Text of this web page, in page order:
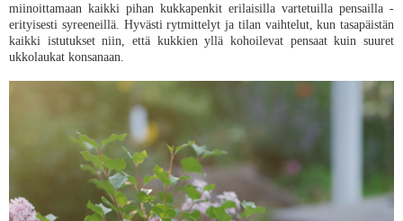
miinoittamaan kaikki pihan kukkapenkit erilaisilla vartetuilla pensailla -
erityisesti syreeneillä. Hyvästi rytmittelyt ja tilan vaihtelut, kun tasapäistän
kaikki istutukset niin, että kukkien yllä kohoilevat pensaat kuin suuret
ukkolaukat konsanaan.